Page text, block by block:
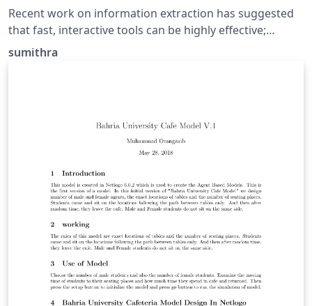
Recent work on information extraction has suggested
that fast, interactive tools can be highly effective;
however, creating a usable system is challenging, and
novel solutions to these usability concerns. In particular,
it uses a novel query language that is expressive, easy
requirements for a practical system - and is the first
interactive extraction tool to seamlessly integrate
symbolic and distributional methods for search. An
initial evaluation suggests that relation tables can be
populated substantially faster than by manual pattern
authoring or using fully automated tools, while
retaining accuracy, an important step towards practical
knowledge-base construction.
sumithra